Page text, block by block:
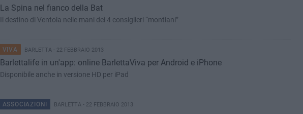
La Spina nel fianco della Bat
Il destino di Ventola nelle mani dei 4 consiglieri “montiani”
VIVA BARLETTA - 22 FEBBRAIO 2013
Barlettalife in un'app: online BarlettaViva per Android e iPhone
Disponibile anche in versione HD per iPad
ASSOCIAZIONI BARLETTA - 22 FEBBRAIO 2013